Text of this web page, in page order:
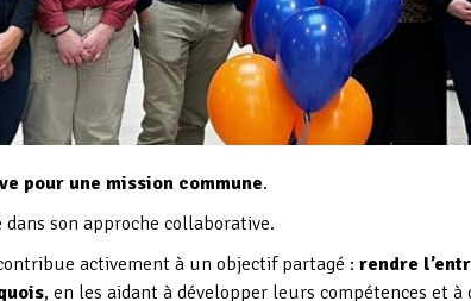
pour une mission commune.
dans son approche collaborative.
activement à un objectif partagé : rendre
, en les aidant à développer leurs compétences et